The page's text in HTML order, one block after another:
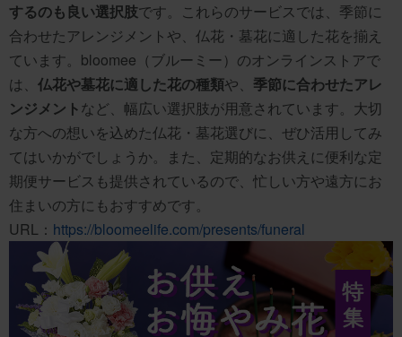
するのも良い選択肢です。これらのサービスでは、季節に
合わせたアレンジメントや、仏花・墓花に適した花を揃え
ています。bloomee（ブルーミー）のオンラインストアで
は、 仏花や墓花に適した花の種類や、 季節に合わせたアレ
ンジメントなど、幅広い選択肢が用意されています。大切
な方への想いを込めた仏花・墓花選びに、ぜひ活用してみ
てはいかがでしょうか。また、定期的なお供えに便利な定
期便サービスも提供されているので、忙しい方や遠方にお
住まいの方にもおすすめです。
URL： https://bloomeelife.com/presents/funeral